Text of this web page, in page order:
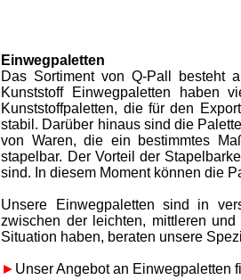
Einwegpaletten
Das Sortiment von Q-Pall besteht
Kunststoff Einwegpaletten haben
Kunststoffpaletten, die für den
stabil. Darüber hinaus sind die
von Waren, die ein bestimmtes
stapelbar. Der Vorteil der
sind. In diesem Moment können die
Unsere Einwegpaletten sind in
zwischen der leichten, mittleren
Situation haben, beraten unsere
► Unser Angebot an Einwegpaletten